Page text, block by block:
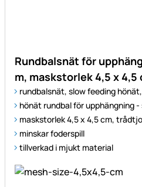
Rundbalsnät för
m, maskstorlek 4,5 x 4,5
rundbalsnät, slow feeding
hönät rundbal för upphängning
maskstorlek 4,5 x 4,5 cm,
minskar foderspill
tillverkad i mjukt material